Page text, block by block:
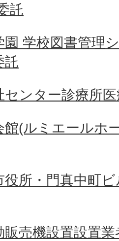
託
園 学校図書管理
託
センター診療所
館(ルミエールホ
役所・門真中町
販売機設置設置